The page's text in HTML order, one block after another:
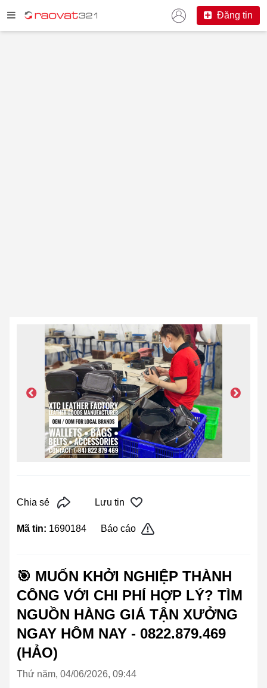
Đăng tin
Chia sẻ Lưu tin
Mã tin: 1690184 Báo cáo
🎯 MUỐN KHỞI NGHIỆP THÀNH
CÔNG VỚI CHI PHÍ HỢP LÝ? TÌM
NGUỒN HÀNG GIÁ TẬN XƯỞNG
NGAY HÔM NAY - 0822.879.469
(HẢO)
Thứ năm, 04/06/2026, 09:44